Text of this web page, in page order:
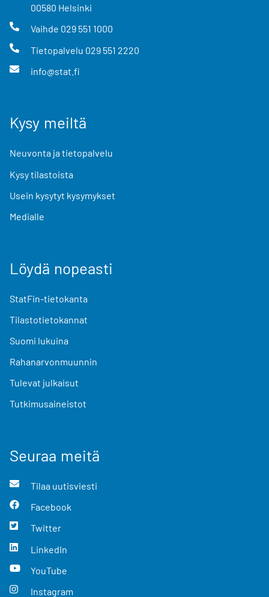
00580 Helsinki
Vaihde 029 551 1000
Tietopalvelu 029 551 2220
info@stat.fi
Kysy meiltä
Neuvonta ja tietopalvelu
Kysy tilastoista
Usein kysytyt kysymykset
Medialle
Löydä nopeasti
StatFin-tietokanta
Tilastotietokannat
Suomi lukuina
Rahanarvonmuunnin
Tulevat julkaisut
Tutkimusaineistot
Seuraa meitä
Tilaa uutisviesti
Facebook
Twitter
LinkedIn
YouTube
Instagram